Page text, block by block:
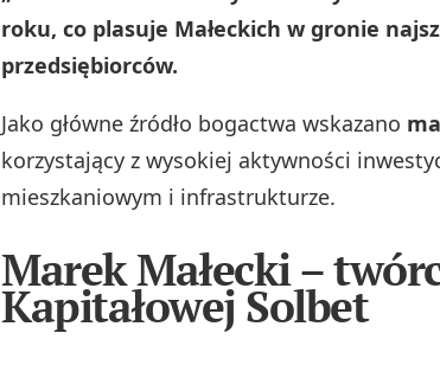
roku, co plasuje Małeckich w gronie
przedsiębiorców.
Jako główne źródło bogactwa wskazano
korzystający z wysokiej aktywności
mieszkaniowym i infrastrukturze.
Marek Małecki –
Kapitałowej Solbet